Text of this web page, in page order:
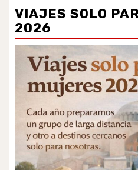
VIAJES SOLO
2026